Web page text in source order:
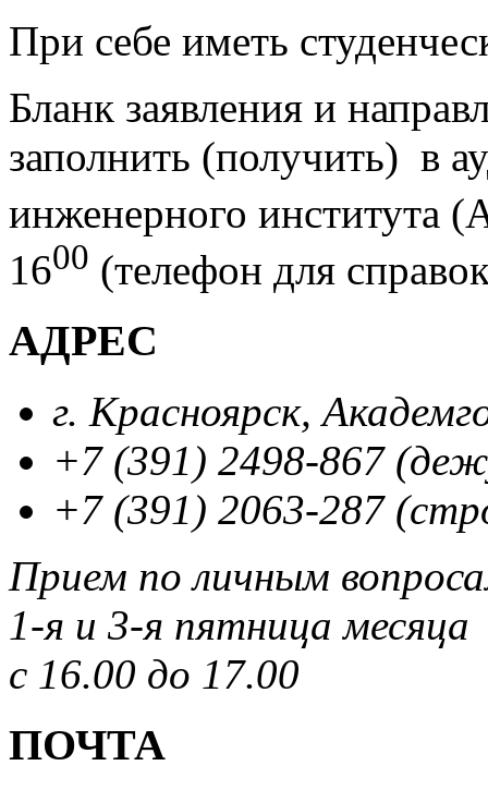
При себе иметь
Бланк заявления и
заполнить (получить) в
инженерного института
1600 (телефон для
АДРЕС
г. Красноярск,
+7 (391) 2498-867
+7 (391) 2063-287
Прием по личным
1-я и 3-я пятница месяца
с 16.00 до 17.00
ПОЧТА